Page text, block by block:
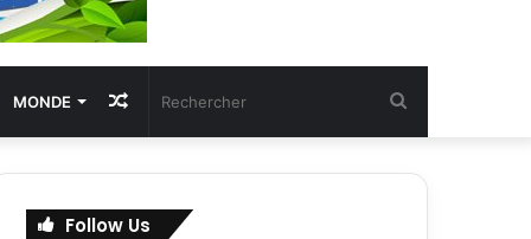
MONDE Rechercher
Article
Aléatoire
Follow Us